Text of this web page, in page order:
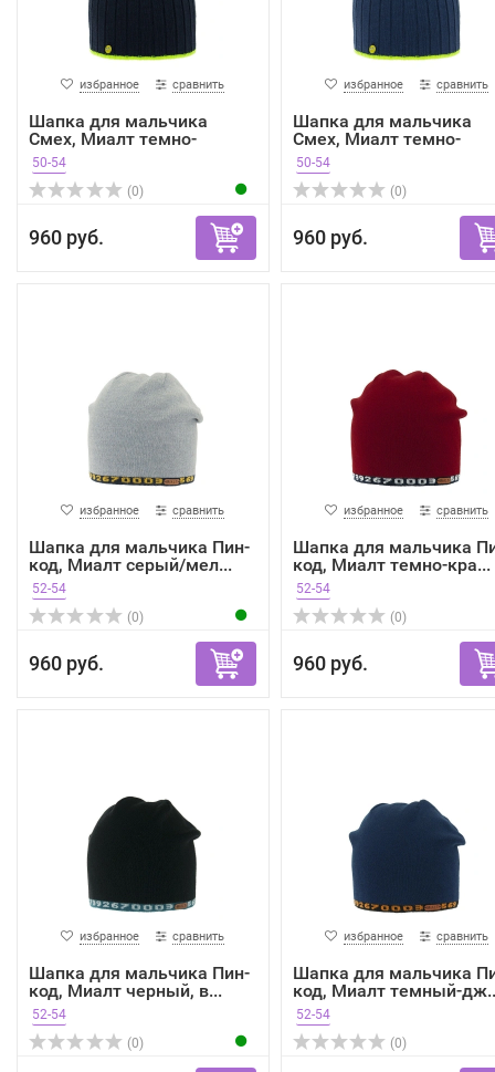
избранное сравнить
Шапка для мальчика
Смех, Миалт темно-
синий,...
50-54
(0)
960 руб.
избранное сравнить
Шапка для мальчика
Смех, Миалт темно-
джинсо...
50-54
(0)
960 руб.
избранное сравнить
Шапка для мальчика Пин-
код, Миалт серый/мел...
52-54
(0)
960 руб.
избранное сравнить
Шапка для мальчика
код, Миалт темно-кра...
52-54
(0)
960 руб.
избранное сравнить
Шапка для мальчика Пин-
код, Миалт черный, в...
52-54
(0)
избранное сравнить
Шапка для мальчика
код, Миалт темный-
52-54
(0)